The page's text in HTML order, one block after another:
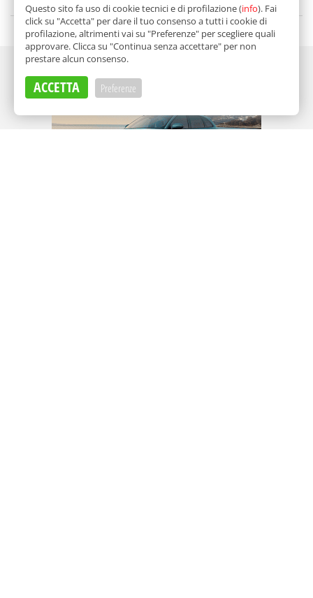
diRedazione
Questo sito fa uso di cookie tecnici e di profilazione (info). Fai
click su "Accetta" per dare il tuo consenso a tutti i cookie di
profilazione, altrimenti vai su "Preferenze" per scegliere quali
approvare. Clicca su "Continua senza accettare" per non
prestare alcun consenso.
ACCETTA Preferenze